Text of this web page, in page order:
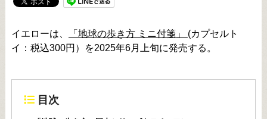
イエローは、 「地球の歩き方 ミニ付箋」 (カプセルト
イ：税込300円）を2025年6月上旬に発売する。
目次